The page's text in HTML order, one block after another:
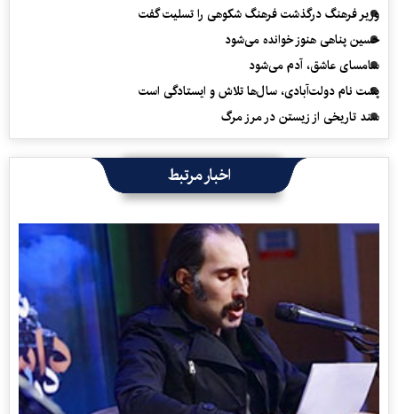
وزیر فرهنگ درگذشت فرهنگ شکوهی را تسلیت گفت
حسین پناهی هنوز خوانده می‌شود
سامسای عاشق، آدم می‌شود
پشت نام دولت‌آبادی، سال‌ها تلاش و ایستادگی است
سند تاریخی از زیستن در مرز مرگ
اخبار مرتبط